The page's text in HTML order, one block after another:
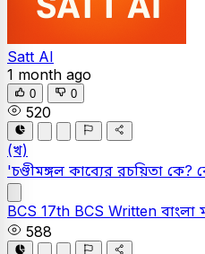
Satt AI
1 month ago
0 0
520
(খ)
'চণ্ডীমঙ্গল কাব্যের রচয়িতা কে?
BCS 17th BCS Written বাংলা
588